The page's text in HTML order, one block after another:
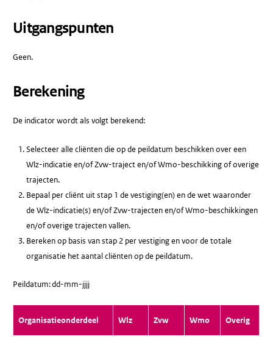
Uitgangspunten
Geen.
Berekening
De indicator wordt als volgt berekend:
Selecteer alle cliënten die op de peildatum beschikken over een
Wlz-indicatie en/of Zvw-traject en/of Wmo-beschikking of overige
trajecten.
Bepaal per cliënt uit stap 1 de vestiging(en) en de wet waaronder
de Wlz-indicatie(s) en/of Zvw-trajecten en/of Wmo-beschikkingen
en/of overige trajecten vallen.
Bereken op basis van stap 2 per vestiging en voor de totale
organisatie het aantal cliënten op de peildatum.
Peildatum: dd-mm-jjjj
Organisatieonderdeel Wlz Zvw Wmo Overig